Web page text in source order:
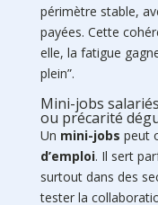
périmètre stable,
payées. Cette
elle, la fatigue
plein”.
Mini-jobs
ou précarité
Un mini-jobs peut
d’emploi. Il sert
surtout dans des
tester la